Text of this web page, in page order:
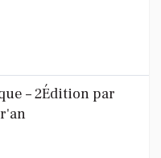
– 2Édition par